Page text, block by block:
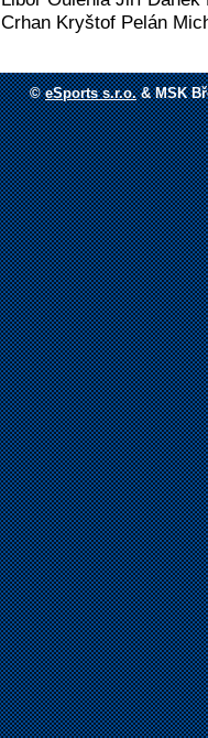
Crhan Kryštof Pelán
©eSports s.r.o.&MSK